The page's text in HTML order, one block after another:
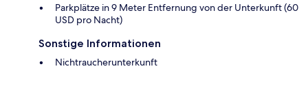
Parkplätze in 9 Meter Entfernung von der Unterkunft (60
USD pro Nacht)
Sonstige Informationen
Nichtraucherunterkunft